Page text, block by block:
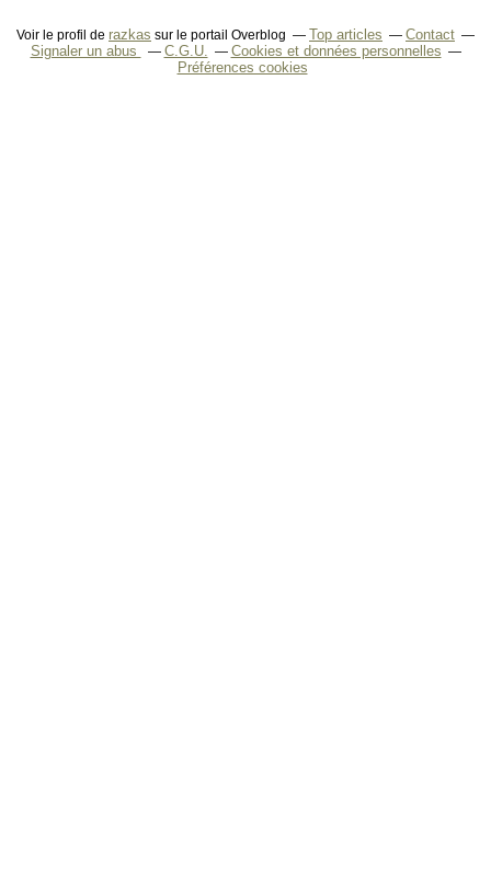
Voir le profil de razkas sur le portail Overblog Top articles
Contact
Signaler un abus
C.G.U.
Cookies et données personnelles
Préférences cookies